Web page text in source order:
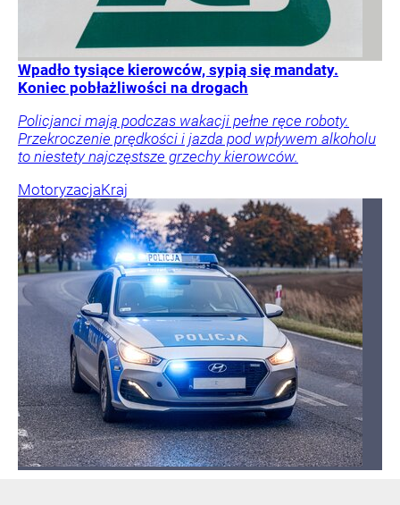
Wpadło tysiące kierowców, sypią się mandaty.
Koniec pobłażliwości na drogach
Policjanci mają podczas wakacji pełne ręce roboty.
Przekroczenie prędkości i jazda pod wpływem alkoholu
to niestety najczęstsze grzechy kierowców.
MotoryzacjaKraj